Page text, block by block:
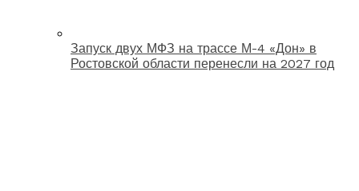
Запуск двух МФЗ на трассе М-4 «Дон» в
Ростовской области перенесли на 2027 год